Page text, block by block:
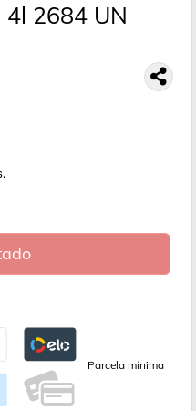
2684 UN
Parcela mínima